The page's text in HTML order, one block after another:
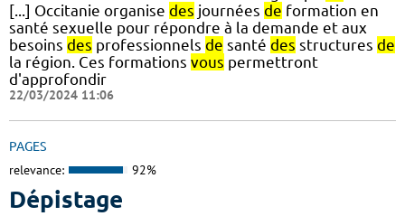
[...] Occitanie organise des journées de formation en
santé sexuelle pour répondre à la demande et aux
besoins des professionnels de santé des structures de
la région. Ces formations vous permettront
d'approfondir
22/03/2024 11:06
PAGES
relevance: 92%
Dépistage